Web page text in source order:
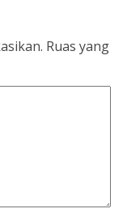
Ruas yang